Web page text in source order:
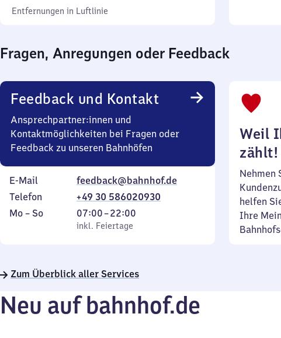
Entfernungen in Luftlinie
Fragen, Anregungen oder Feedback
Feedback und Kontakt
Ansprechpartner:innen und
Kontaktmöglichkeiten bei Fragen oder
Feedback zu unseren Bahnhöfen
E-Mail
feedback@bahnhof.de
Telefon
+49 30 586020930
Montag
Mo – So,
inkl. Feiertage
07:00–22:00
Von
7
22
inkl. Feiertage
Weil
zählt!
Nehmen
helfen
Ihre
Zum Überblick aller Services
Neu auf bahnhof.de